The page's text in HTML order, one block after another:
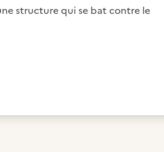
structure qui se bat contre le